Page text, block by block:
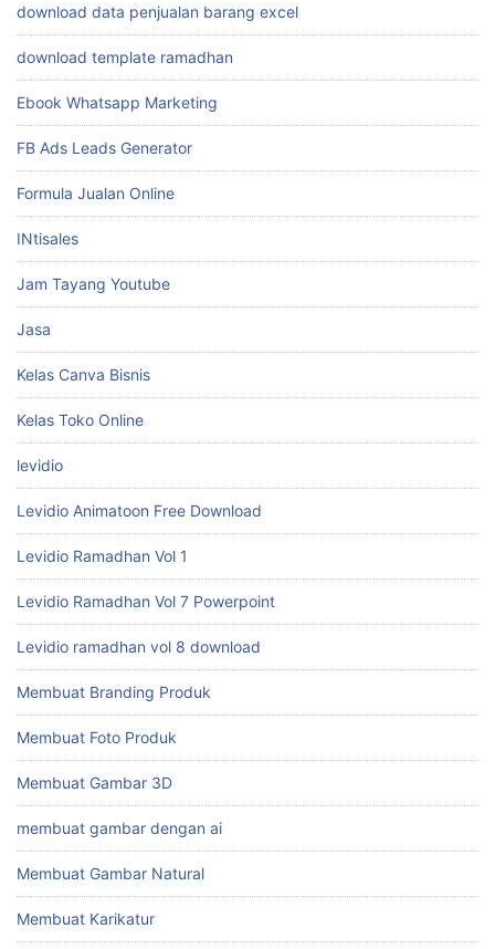
download data penjualan barang excel
download template ramadhan
Ebook Whatsapp Marketing
FB Ads Leads Generator
Formula Jualan Online
INtisales
Jam Tayang Youtube
Jasa
Kelas Canva Bisnis
Kelas Toko Online
levidio
Levidio Animatoon Free Download
Levidio Ramadhan Vol 1
Levidio Ramadhan Vol 7 Powerpoint
Levidio ramadhan vol 8 download
Membuat Branding Produk
Membuat Foto Produk
Membuat Gambar 3D
membuat gambar dengan ai
Membuat Gambar Natural
Membuat Karikatur